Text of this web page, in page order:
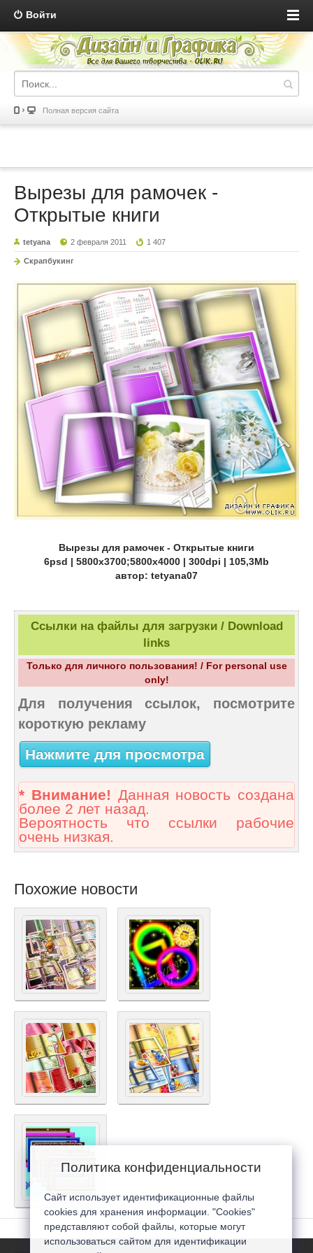
Войти
Полная версия сайта
Вырезы для рамочек -
Открытые книги
tetyana 2 февраля 2011 1 407
Скрапбукинг
Вырезы для рамочек - Открытые книги
6psd | 5800x3700;5800x4000 | 300dpi | 105,3Mb
автор: tetyana07
Ссылки на файлы для загрузки / Download
links
Только для личного пользования! / For personal use
only!
Для получения ссылок, посмотрите
короткую рекламу
Нажмите для просмотра
* Внимание! Данная новость создана
более 2 лет назад.
Вероятность что ссылки рабочие
очень низкая.
Похожие новости
Политика конфиденциальности
Сайт использует идентификационные файлы
cookies для хранения информации. "Cookies"
представляют собой файлы, которые могут
использоваться сайтом для идентификации